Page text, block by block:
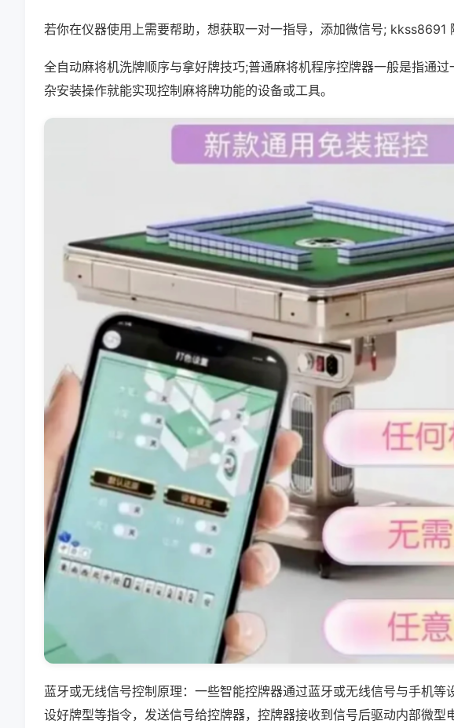
若你在仪器使用上需要帮助，想获取一对一指导，添加微信号; kkss8691
全自动麻将机洗牌顺序与拿好牌技巧;普通麻将机程序控牌器一般是指通
杂安装操作就能实现控制麻将牌功能的设备或工具。
蓝牙或无线信号控制原理：一些智能控牌器通过蓝牙或无线信号与手机等
设好牌型等指令，发送信号给控牌器，控牌器接收到信号后驱动内部微型